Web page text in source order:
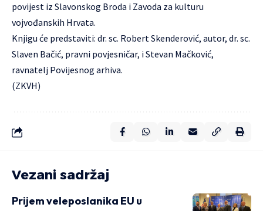
povijest iz Slavonskog Broda i Zavoda za kulturu
vojvođanskih Hrvata.
Knjigu će predstaviti: dr. sc. Robert Skenderović, autor, dr. sc.
Slaven Bačić, pravni povjesničar, i Stevan Mačković,
ravnatelj Povijesnog arhiva.
(ZKVH)
Vezani sadržaj
Prijem veleposlanika EU u